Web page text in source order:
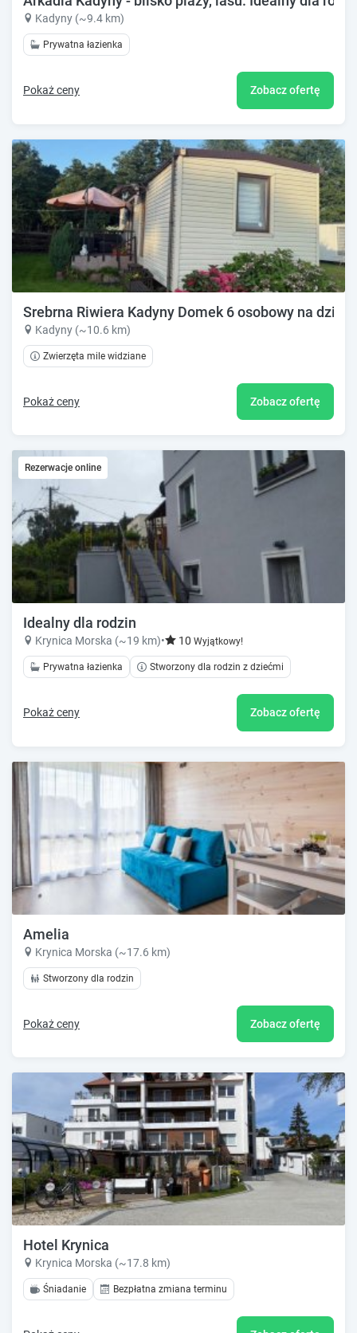
Kadyny (~9.4 km)
Prywatna łazienka
Pokaż ceny Zobacz ofertę
Srebrna Riwiera Kadyny Domek 6 osobowy na
Kadyny (~10.6 km)
Zwierzęta mile widziane
Pokaż ceny Zobacz ofertę
Rezerwacje online
Idealny dla rodzin
Krynica Morska (~19 km)• 10 Wyjątkowy!
Prywatna łazienka Stworzony dla rodzin z dziećmi
Pokaż ceny Zobacz ofertę
Amelia
Krynica Morska (~17.6 km)
Stworzony dla rodzin
Pokaż ceny Zobacz ofertę
Hotel Krynica
Krynica Morska (~17.8 km)
Śniadanie Bezpłatna zmiana terminu